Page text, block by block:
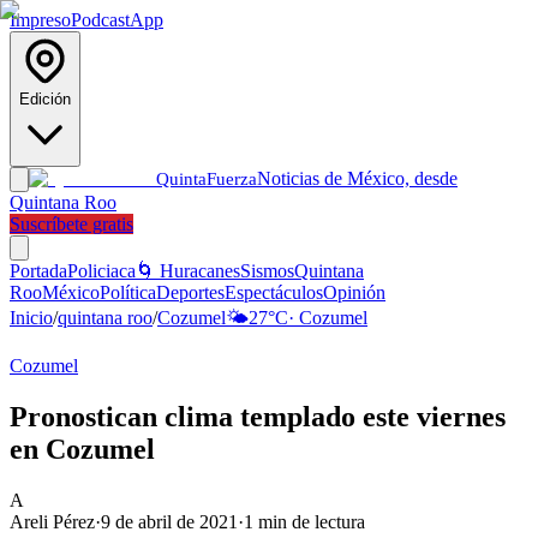
ImpresoPodcastApp
Edición
QuintaFuerzaNoticias de México, desde
Quintana Roo
Suscríbete gratis
PortadaPoliciaca 🌀 HuracanesSismosQuintana
RooMéxicoPolíticaDeportesEspectáculosOpinión
Inicio/quintana roo/Cozumel🌤️27°C· Cozumel
Cozumel
Pronostican clima templado este viernes
en Cozumel
A
Areli Pérez·9 de abril de 2021 ·1 min de lectura